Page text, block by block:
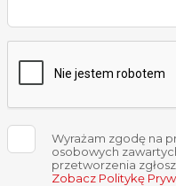
Wyrażam zgodę na
osobowych
przetworzenia
Zobacz Politykę